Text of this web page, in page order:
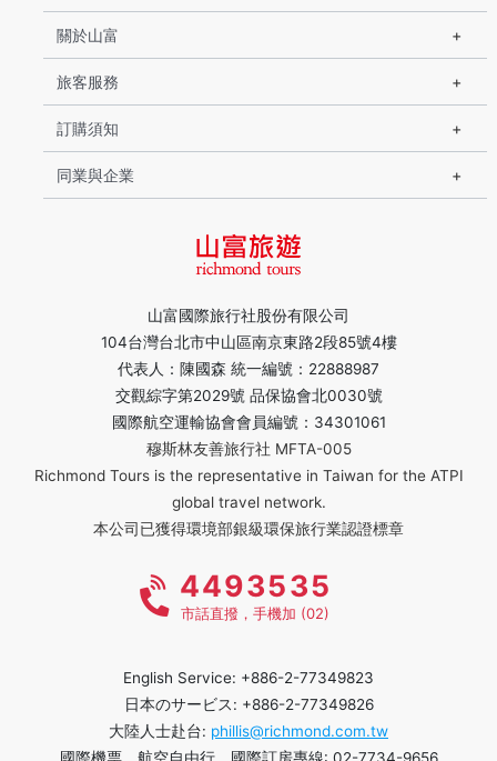
山富國際旅行社股份有限公司
104台灣台北市中山區南京東路2段85號4樓
代表人：陳國森 統一編號：22888987
交觀綜字第2029號 品保協會北0030號
國際航空運輸協會會員編號：34301061
穆斯林友善旅行社 MFTA-005
Richmond Tours is the representative in Taiwan for the ATPI
global travel network.
本公司已獲得環境部銀級環保旅行業認證標章
關於山富
旅客服務
訂購須知
同業與企業
4493535
市話直撥，手機加 (02)
English Service: +886-2-77349823
日本のサービス: +886-2-77349826
大陸人士赴台: phillis@richmond.com.tw